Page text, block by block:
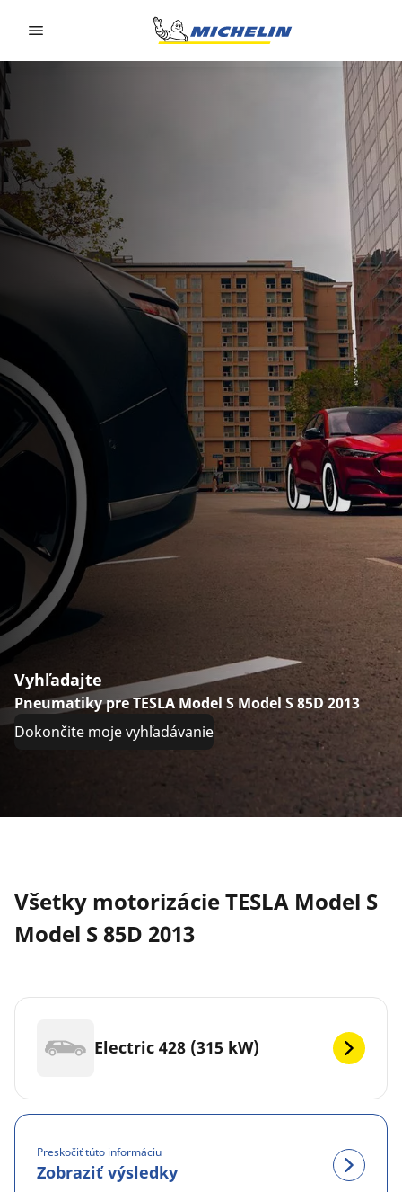
Vyhľadajte
Pneumatiky pre TESLA Model S Model S 85D 2013
Dokončite moje vyhľadávanie
Všetky motorizácie TESLA Model S
Model S 85D 2013
Electric 428 (315 kW)
Preskočiť túto informáciu
Zobraziť výsledky